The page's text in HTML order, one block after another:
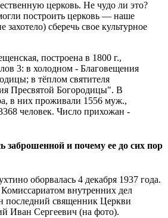
церковь. Не чудо ли это?
построить церковь — наше
захотело) сберечь свое культурное
построена в 1800 г.,
3: в холодном - Благовещения
в тёплом святителя
Пресвятой Богородицы". В
в них проживали 1556 муж.,
человек. Число прихожан -
заброшенной и почему ее до сих пор
оборвалась 4 декабря 1937 года.
внутренних дел
последний священник Церкви
Иван Сергеевич (на фото).